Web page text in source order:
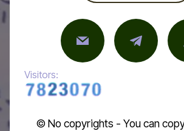
Visitors:
© No copyrights - You can